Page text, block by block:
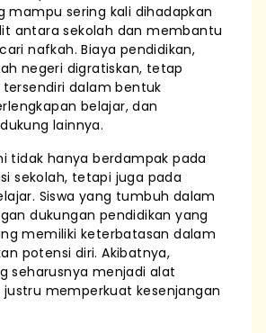
mampu sering kali dihadapkan
antara sekolah dan membantu
nafkah. Biaya pendidikan,
negeri digratiskan, tetap
dalam bentuk
belajar, dan
lainnya.
tidak hanya berdampak pada
sekolah, tetapi juga pada
Siswa yang tumbuh dalam
dukungan pendidikan yang
memiliki keterbatasan dalam
potensi diri. Akibatnya,
seharusnya menjadi alat
justru memperkuat kesenjangan